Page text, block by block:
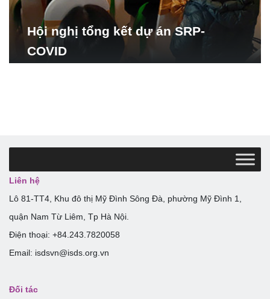
Hội nghị tổng kết dự án SRP-
COVID
Liên hệ
Lô 81-TT4, Khu đô thị Mỹ Đình Sông Đà, phường Mỹ Đình 1,
quận Nam Từ Liêm, Tp Hà Nội.
Điện thoại: +84.243.7820058
Email: isdsvn@isds.org.vn
Đối tác